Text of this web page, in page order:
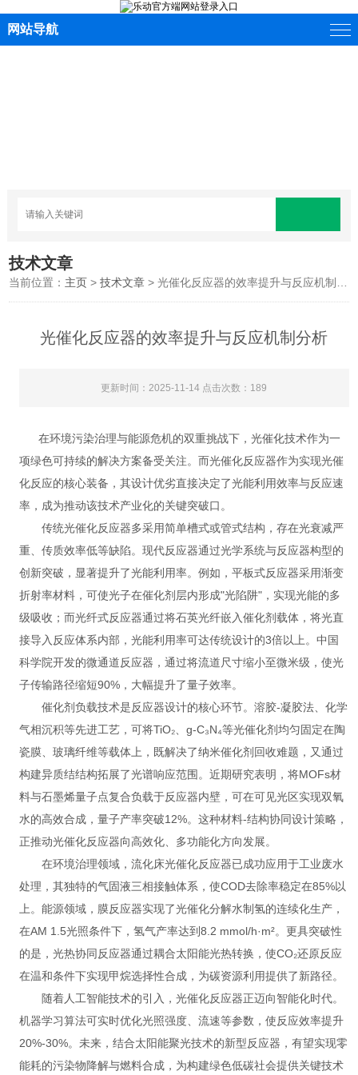
网站导航
技术文章
当前位置： 主页 >技术文章 > 光催化反应器的效率提升与反应机制分析
光催化反应器的效率提升与反应机制分析
更新时间：2025-11-14 点击次数：189
在环境污染治理与能源危机的双重挑战下，光催化技术作为一
项绿色可持续的解决方案备受关注。而光催化反应器作为实现光催
化反应的核心装备，其设计优劣直接决定了光能利用效率与反应速
率，成为推动该技术产业化的关键突破口。
传统光催化反应器多采用简单槽式或管式结构，存在光衰减严
重、传质效率低等缺陷。现代反应器通过光学系统与反应器构型的
创新突破，显著提升了光能利用率。例如，平板式反应器采用渐变
折射率材料，可使光子在催化剂层内形成"光陷阱"，实现光能的多
级吸收；而光纤式反应器通过将石英光纤嵌入催化剂载体，将光直
接导入反应体系内部，光能利用率可达传统设计的3倍以上。中国
科学院开发的微通道反应器，通过将流道尺寸缩小至微米级，使光
子传输路径缩短90%，大幅提升了量子效率。
催化剂负载技术是反应器设计的核心环节。溶胶-凝胶法、化学
气相沉积等先进工艺，可将TiO₂、g-C₃N₄等光催化剂均匀固定在陶
瓷膜、玻璃纤维等载体上，既解决了纳米催化剂回收难题，又通过
构建异质结结构拓展了光谱响应范围。近期研究表明，将MOFs材
料与石墨烯量子点复合负载于反应器内壁，可在可见光区实现双氧
水的高效合成，量子产率突破12%。这种材料-结构协同设计策略，
正推动光催化反应器向高效化、多功能化方向发展。
在环境治理领域，流化床光催化反应器已成功应用于工业废水
处理，其独特的气固液三相接触体系，使COD去除率稳定在85%以
上。能源领域，膜反应器实现了光催化分解水制氢的连续化生产，
在AM 1.5光照条件下，氢气产率达到8.2 mmol/h·m²。更具突破性
的是，光热协同反应器通过耦合太阳能光热转换，使CO₂还原反应
在温和条件下实现甲烷选择性合成，为碳资源利用提供了新路径。
随着人工智能技术的引入，光催化反应器正迈向智能化时代。
机器学习算法可实时优化光照强度、流速等参数，使反应效率提升
20%-30%。未来，结合太阳能聚光技术的新型反应器，有望实现零
能耗的污染物降解与燃料合成，为构建绿色低碳社会提供关键技术